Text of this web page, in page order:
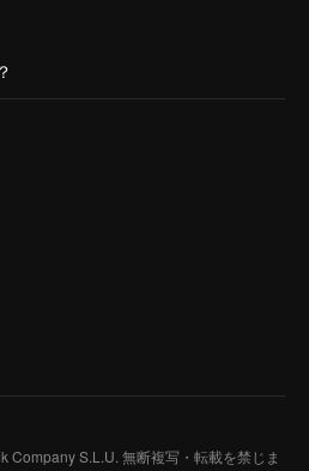
Company S.L.U. 無断複写・転載を禁じま